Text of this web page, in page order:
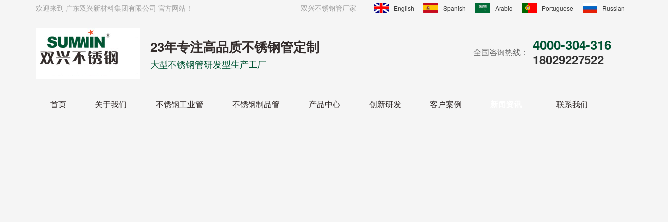
双兴不锈钢管厂家 English Spanish Arabic Portuguese Russian
欢迎来到 广东双兴新材料集团有限公司 官方网站！
23年专注高品质不锈钢管定制
大型不锈钢管研发型生产工厂
全国咨询热线： 4000-304-316
18029227522
首页 关于我们 不锈钢工业管 不锈钢制品管 产品中心 创新研发 客户案例 联系我们